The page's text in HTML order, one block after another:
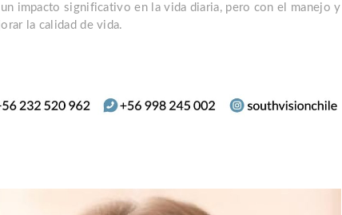
impacto significativo en la vida diaria, pero con el manejo y
la calidad de vida.